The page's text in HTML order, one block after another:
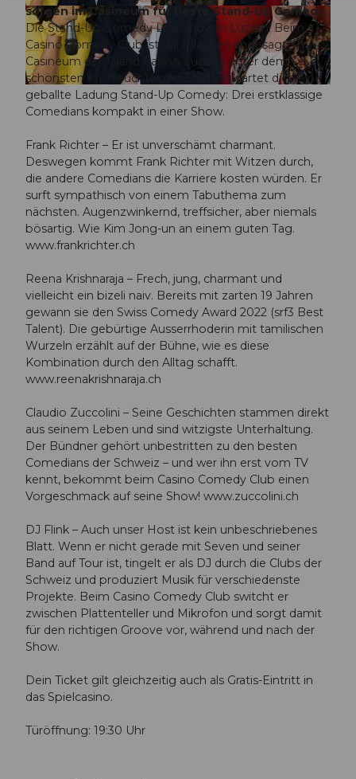
© Guidle.com
© Guidle.com © Guidle.com
sorgen im Casineum für beste Stand-Up Comedy.
Die Stand-Up Comedy Live Show in Luzern! Beim
Casino Comedy Club ist durchlachen angesagt! Im
Casineum des Grand Casino Luzern, unter dem
schönsten Kronleuchter der Stadt, erwartet dich eine
geballte Ladung Stand-Up Comedy: Drei erstklassige
Comedians kompakt in einer Show.
Frank Richter – Er ist unverschämt charmant.
Deswegen kommt Frank Richter mit Witzen durch,
die andere Comedians die Karriere kosten würden. Er
surft sympathisch von einem Tabuthema zum
nächsten. Augenzwinkernd, treffsicher, aber niemals
bösartig. Wie Kim Jong-un an einem guten Tag.
www.frankrichter.ch
Reena Krishnaraja – Frech, jung, charmant und
vielleicht ein bizeli naiv. Bereits mit zarten 19 Jahren
gewann sie den Swiss Comedy Award 2022 (srf3 Best
Talent). Die gebürtige Ausserrhoderin mit tamilischen
Wurzeln erzählt auf der Bühne, wie es diese
Kombination durch den Alltag schafft.
www.reenakrishnaraja.ch
Claudio Zuccolini – Seine Geschichten stammen direkt
aus seinem Leben und sind witzigste Unterhaltung.
Der Bündner gehört unbestritten zu den besten
Comedians der Schweiz – und wer ihn erst vom TV
kennt, bekommt beim Casino Comedy Club einen
Vorgeschmack auf seine Show! www.zuccolini.ch
DJ Flink – Auch unser Host ist kein unbeschriebenes
Blatt. Wenn er nicht gerade mit Seven und seiner
Band auf Tour ist, tingelt er als DJ durch die Clubs der
Schweiz und produziert Musik für verschiedenste
Projekte. Beim Casino Comedy Club switcht er
zwischen Plattenteller und Mikrofon und sorgt damit
für den richtigen Groove vor, während und nach der
Show.
Dein Ticket gilt gleichzeitig auch als Gratis-Eintritt in
das Spielcasino.
Türöffnung: 19:30 Uhr